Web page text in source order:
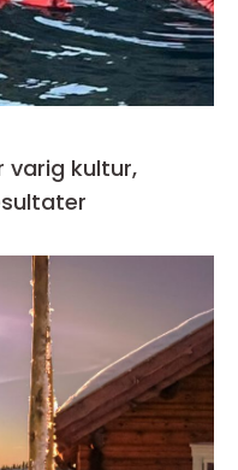
varig kultur,